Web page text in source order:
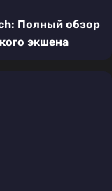
Полный обзор
экшена